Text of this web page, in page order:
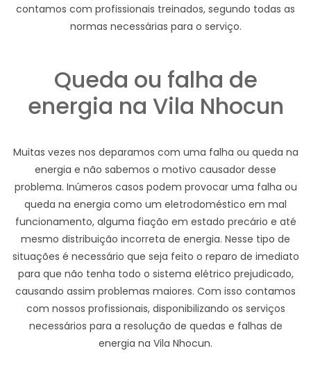
contamos com profissionais treinados, segundo todas as
normas necessárias para o serviço.
Queda ou falha de
energia na Vila Nhocun
Muitas vezes nos deparamos com uma falha ou queda na
energia e não sabemos o motivo causador desse
problema. Inúmeros casos podem provocar uma falha ou
queda na energia como um eletrodoméstico em mal
funcionamento, alguma fiação em estado precário e até
mesmo distribuição incorreta de energia. Nesse tipo de
situações é necessário que seja feito o reparo de imediato
para que não tenha todo o sistema elétrico prejudicado,
causando assim problemas maiores. Com isso contamos
com nossos profissionais, disponibilizando os serviços
necessários para a resolução de quedas e falhas de
energia na Vila Nhocun.